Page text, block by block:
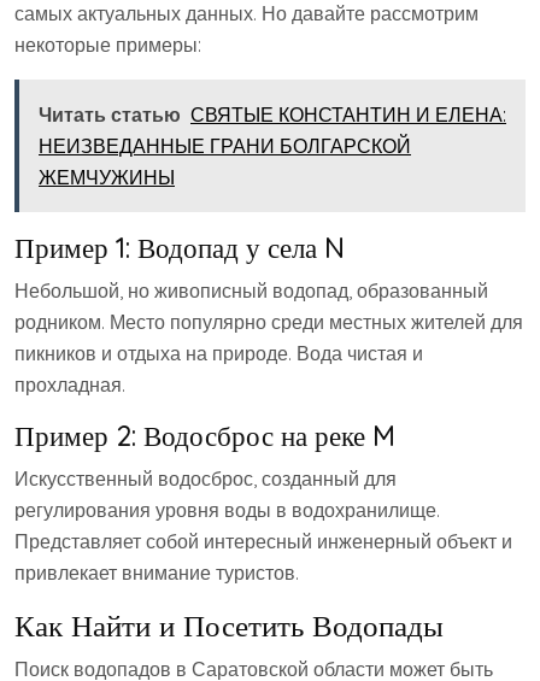
самых актуальных данных. Но давайте рассмотрим
некоторые примеры:
Читать статью СВЯТЫЕ КОНСТАНТИН И ЕЛЕНА:
НЕИЗВЕДАННЫЕ ГРАНИ БОЛГАРСКОЙ
ЖЕМЧУЖИНЫ
Пример 1: Водопад у села N
Небольшой, но живописный водопад, образованный
родником. Место популярно среди местных жителей для
пикников и отдыха на природе. Вода чистая и
прохладная.
Пример 2: Водосброс на реке M
Искусственный водосброс, созданный для
регулирования уровня воды в водохранилище.
Представляет собой интересный инженерный объект и
привлекает внимание туристов.
Как Найти и Посетить Водопады
Поиск водопадов в Саратовской области может быть